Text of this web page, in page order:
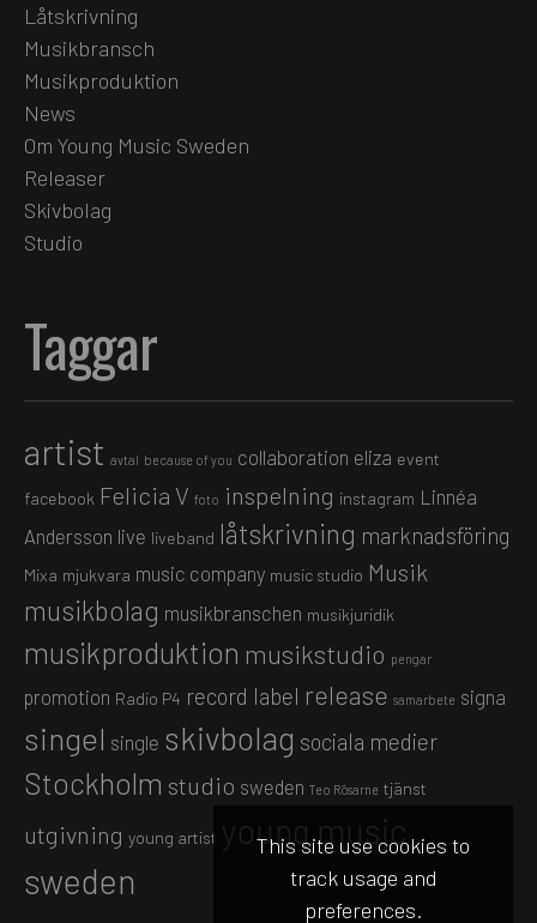
This site use cookies to
track usage and
preferences.
Låtskrivning
Musikbransch
Musikproduktion
News
Om Young Music Sweden
Releaser
Skivbolag
Studio
Taggar
artist avtal because of you collaboration eliza event
facebook Felicia V foto inspelning instagram Linnéa
Andersson live liveband låtskrivning marknadsföring
Mixa mjukvara music company music studio Musik
musikbolag musikbranschen musikjuridik
musikproduktion musikstudio pengar
promotion Radio P4 record label release samarbete signa
singel single skivbolag sociala medier
Stockholm studio sweden Teo Rösarne tjänst
utgivning young artist young music
sweden